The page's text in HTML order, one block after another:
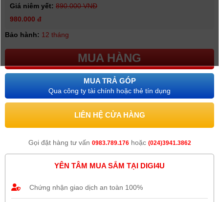
Giá niêm yết: 890.000 VNĐ
980.000 đ
Bảo hành: 12 tháng
MUA HÀNG
MUA TRẢ GÓP
Qua công ty tài chính hoặc thẻ tín dụng
LIÊN HỆ CỬA HÀNG
Gọi đặt hàng tư vấn 0983.789.176hoặc (024)3941.3862
YÊN TÂM MUA SẮM TẠI DIGI4U
Chứng nhận giao dịch an toàn 100%